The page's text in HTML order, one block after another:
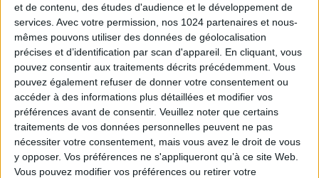
et de contenu, des études d'audience et le développement de
services. Avec votre permission, nos 1024 partenaires et nous-
mêmes pouvons utiliser des données de géolocalisation
précises et d’identification par scan d'appareil. En cliquant, vous
pouvez consentir aux traitements décrits précédemment. Vous
pouvez également refuser de donner votre consentement ou
accéder à des informations plus détaillées et modifier vos
préférences avant de consentir. Veuillez noter que certains
traitements de vos données personnelles peuvent ne pas
nécessiter votre consentement, mais vous avez le droit de vous
y opposer. Vos préférences ne s'appliqueront qu’à ce site Web.
Vous pouvez modifier vos préférences ou retirer votre
Le gouvernement lâche du lest. Il a décidé de
baisser la sanction administrative pour les
entreprises ne respectant pas les consignes sur le
télétravail, à 500€ par salarié, contre les 1 000€
prévus initialement, a annoncé vendredi 14 janvier
la ministre du Travail, Élisabeth Borne.
https://www.capital.fr/votre-carriere/teletravail-le-
gouvernement-reduit-le-montant-de-lamende-
pour-les-entreprises-recalcitrantes-1425436